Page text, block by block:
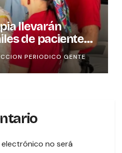
llevarán
de pacientes
país
PERIODICO GENTE
no será